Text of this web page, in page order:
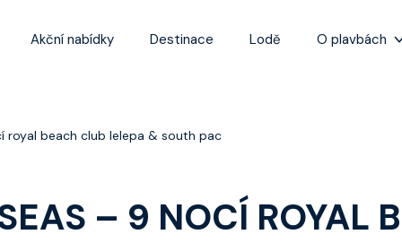
Akční nabídky Destinace Lodě O plavbách
royal beach club lelepa & south pac
– 9 NOCÍ ROYAL